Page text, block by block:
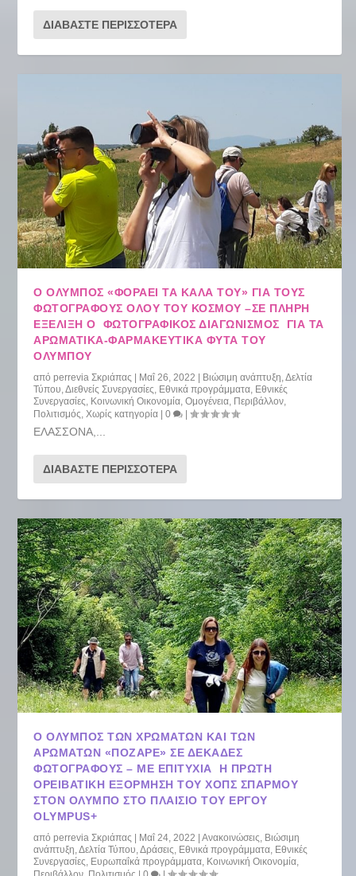
ΔΙΑΒΆΣΤΕ ΠΕΡΙΣΣΌΤΕΡΑ
Ο ΌΛΥΜΠΟΣ «ΦΟΡΆΕΙ ΤΑ ΚΑΛΆ ΤΟΥ» ΓΙΑ ΤΟΥΣ
ΦΩΤΟΓΡΆΦΟΥΣ ΌΛΟΥ ΤΟΥ ΚΌΣΜΟΥ –ΣΕ ΠΛΉΡΗ
ΕΞΈΛΙΞΗ Ο ΦΩΤΟΓΡΑΦΙΚΌΣ ΔΙΑΓΩΝΙΣΜΌΣ ΓΙΑ ΤΑ
ΑΡΩΜΑΤΙΚΆ-ΦΑΡΜΑΚΕΥΤΙΚΆ ΦΥΤΆ ΤΟΥ
ΟΛΎΜΠΟΥ
απόperrevia Σκριάπας Μαΐ 26, 2022 Βιώσιμη ανάπτυξη,Δελτία
Τύπου,Διεθνείς Συνεργασίες, Εθνικά προγράμματα, Εθνικές
Συνεργασίες, Κοινωνική Οικονομία,Ομογένεια, Περιβάλλον,
Πολιτισμός,Χωρίς κατηγορία |0 |
ΕΛΑΣΣΟΝΑ,...
ΔΙΑΒΆΣΤΕ ΠΕΡΙΣΣΌΤΕΡΑ
Ο ΌΛΥΜΠΟΣ ΤΩΝ ΧΡΩΜΆΤΩΝ ΚΑΙ ΤΩΝ
ΑΡΩΜΆΤΩΝ «ΠΌΖΑΡΕ» ΣΕ ΔΕΚΆΔΕΣ
ΦΩΤΟΓΡΆΦΟΥΣ – ΜΕ ΕΠΙΤΥΧΊΑ Η ΠΡΏΤΗ
ΟΡΕΙΒΑΤΙΚΉ ΕΞΌΡΜΗΣΗ ΤΟΥ ΧΟΠΣ ΣΠΑΡΜΟΎ
ΣΤΟΝ ΌΛΥΜΠΟ ΣΤΟ ΠΛΑΊΣΙΟ ΤΟΥ ΈΡΓΟΥ
OLYMPUS+
απόperrevia Σκριάπας Μαΐ 24, 2022 |Ανακοινώσεις, Βιώσιμη
ανάπτυξη,Δελτία Τύπου,Δράσεις, Εθνικά προγράμματα, Εθνικές
Συνεργασίες, Ευρωπαΐκά προγράμματα, Κοινωνική Οικονομία,